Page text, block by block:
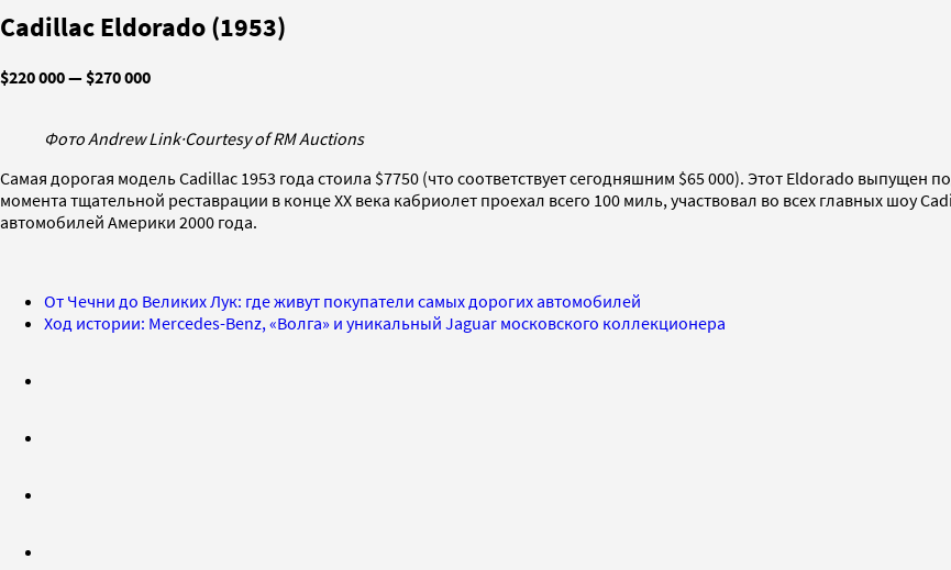
Cadillac Eldorado (1953)
$220 000 — $270 000
Фото Andrew Link·Courtesy of RM Auctions
Самая дорогая модель Cadillac 1953 года стоила $7750 (что соответствует сегодняшним $65 000). Этот Eldorado
момента тщательной реставрации в конце XX века кабриолет проехал всего 100 миль, участвовал во всех главных шоу
автомобилей Америки 2000 года.
От Чечни до Великих Лук: где живут покупатели самых дорогих автомобилей
Ход истории: Mercedes-Benz, «Волга» и уникальный Jaguar московского коллекционера